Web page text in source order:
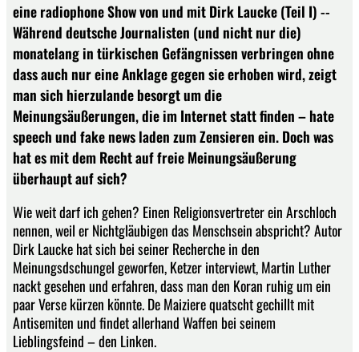
eine radiophone Show von und mit Dirk Laucke (Teil I) --
Während deutsche Journalisten (und nicht nur die)
monatelang in türkischen Gefängnissen verbringen ohne
dass auch nur eine Anklage gegen sie erhoben wird, zeigt
man sich hierzulande besorgt um die
Meinungsäußerungen, die im Internet statt finden – hate
speech und fake news laden zum Zensieren ein. Doch was
hat es mit dem Recht auf freie Meinungsäußerung
überhaupt auf sich?
Wie weit darf ich gehen? Einen Religionsvertreter ein Arschloch
nennen, weil er Nichtgläubigen das Menschsein abspricht? Autor
Dirk Laucke hat sich bei seiner Recherche in den
Meinungsdschungel geworfen, Ketzer interviewt, Martin Luther
nackt gesehen und erfahren, dass man den Koran ruhig um ein
paar Verse kürzen könnte. De Maiziere quatscht gechillt mit
Antisemiten und findet allerhand Waffen bei seinem
Lieblingsfeind – den Linken.